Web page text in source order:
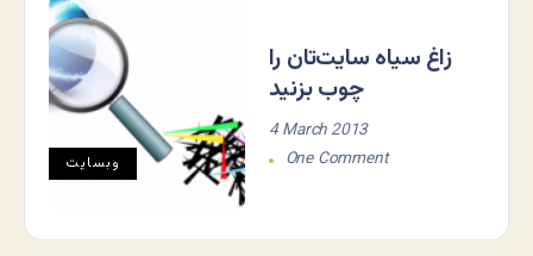
وبسایت
زاغ سیاه سایت‌تان را
چوب بزنید
4 March 2013
One Comment